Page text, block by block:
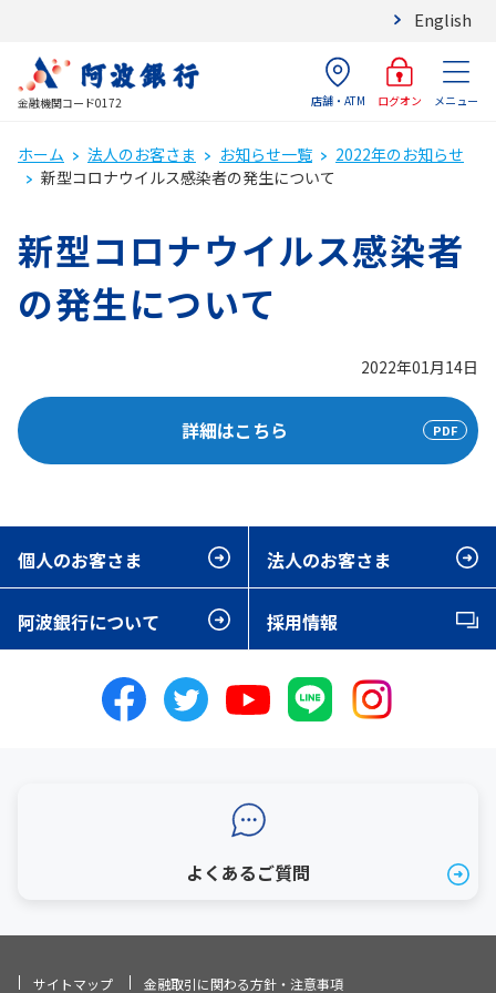
English
金融機関コード0172 店舗・ATM ログオン メニュー
ホーム 法人のお客さま お知らせ一覧
2022年のお知らせ
新型コロナウイルス感染者の発生について
新型コロナウイルス感染者
の発生について
2022年01月14日
詳細はこちら
個人のお客さま 法人のお客さま
阿波銀行について 採用情報
よくあるご質問
サイトマップ 金融取引に関わる方針・注意事項